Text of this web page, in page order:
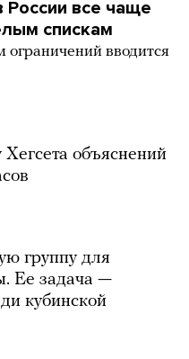
все чаще
спискам
ограничений вводится
объяснений
группу для
Ее задача —
кубинской